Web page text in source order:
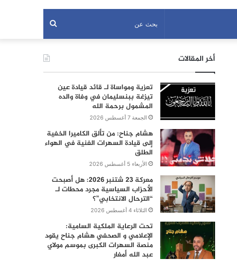
بحث
عن أخر المقالات
تعزية ومواساة لـ قائد قيادة عين
تيزغة ببنسليمان في وفاة والده
المشمول برحمة الله
الجمعة 7 أغسطس 2026
هشام جناح: من تألق الكاميرا الخفية
إلى قيادة السهرات الفنية في الهواء
الطلق
الأربعاء 5 أغسطس 2026
معركة 23 شتنبر 2026: هل أصبحت
الأحزاب السياسية مجرد محطات لـ
“الترحال الانتخابي”؟
الثلاثاء 4 أغسطس 2026
تحت الرعاية الملكية السامية:
الإعلامي و الصحفي هشام جناح يقود
منصة السهرات الكبرى بموسم مولاي
عبد الله أمغار